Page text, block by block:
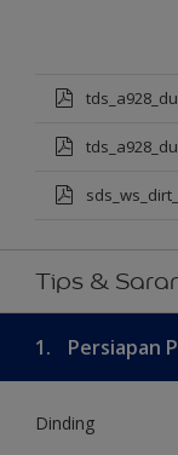
Tips &
1. Persiapan
Dinding